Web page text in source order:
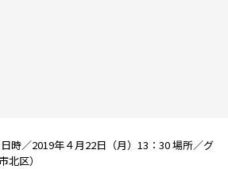
時／2019年４月22日（月）13：30 場所／グ
北区）